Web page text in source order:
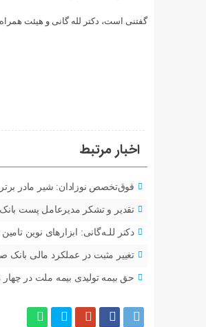
گفتنی است، دکتر لله گانی و هیئت
اخبار مرتبط
فوق‌تخصص نوزادان: شیر مادر
تقدیر و تشکر مدیرعامل پست بانک
دکتر للـه‌گانی: ابزارهای نوین
تغییر مثبت در عملکرد مالی بانک صادرات
حق بیمه تولیدی بیمه ملت در چهار ماه نخست امسال از ۱۴.۵ همت گذشت/